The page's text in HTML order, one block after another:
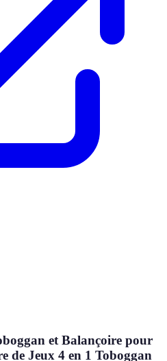
et Balançoire pour
de Jeux 4 en 1 Toboggan